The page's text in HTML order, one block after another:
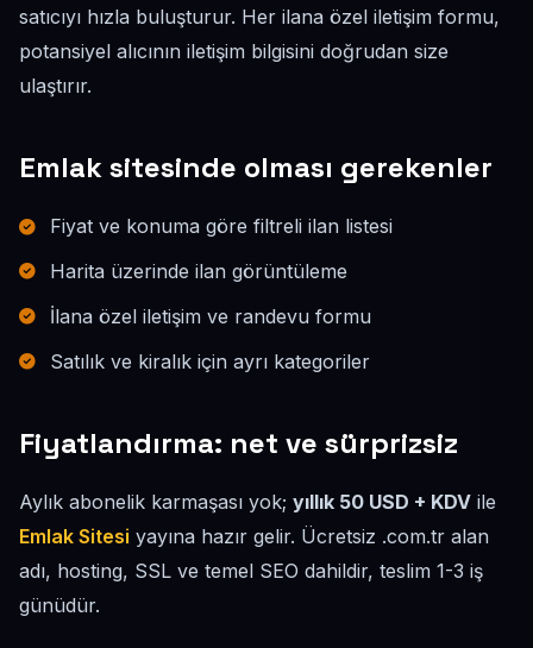
satıcıyı hızla buluşturur. Her ilana özel iletişim formu,
potansiyel alıcının iletişim bilgisini doğrudan size
ulaştırır.
Emlak sitesinde olması gerekenler
Fiyat ve konuma göre filtreli ilan listesi
Harita üzerinde ilan görüntüleme
İlana özel iletişim ve randevu formu
Satılık ve kiralık için ayrı kategoriler
Fiyatlandırma: net ve sürprizsiz
Aylık abonelik karmaşası yok; yıllık 50 USD + KDV ile
Emlak Sitesi yayına hazır gelir. Ücretsiz .com.tr alan
adı, hosting, SSL ve temel SEO dahildir, teslim 1-3 iş
günüdür.